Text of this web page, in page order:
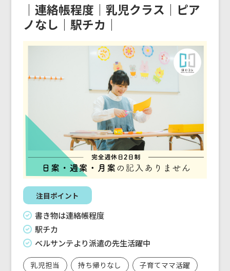
｜連絡帳程度｜乳児クラス｜ピア
ノなし｜駅チカ｜
注目ポイント
書き物は連絡帳程度
駅チカ
ベルサンテより派遣の先生活躍中
乳児担当 持ち帰りなし
子育てママ活躍